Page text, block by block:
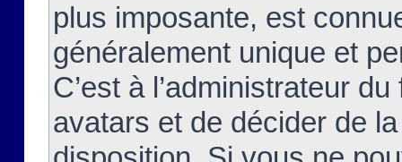
plus imposante, est
généralement unique et
C’est à l’administrateur
avatars et de décider de